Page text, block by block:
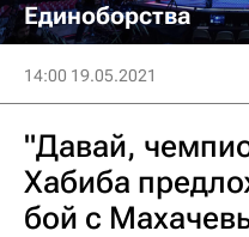
Единоборства
14:00 19.05.2021
"Давай,
Хабиба
бой с